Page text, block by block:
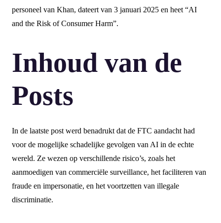
personeel van Khan, dateert van 3 januari 2025 en heet “AI
and the Risk of Consumer Harm”.
Inhoud van de
Posts
In de laatste post werd benadrukt dat de FTC aandacht had
voor de mogelijke schadelijke gevolgen van AI in de echte
wereld. Ze wezen op verschillende risico’s, zoals het
aanmoedigen van commerciële surveillance, het faciliteren van
fraude en impersonatie, en het voortzetten van illegale
discriminatie.